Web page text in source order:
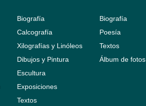
Biografía
Calcografía
Xilografías y Linóleos
Dibujos y Pintura
Escultura
Exposiciones
Textos
Biografía
Poesía
Textos
Álbum de fotos